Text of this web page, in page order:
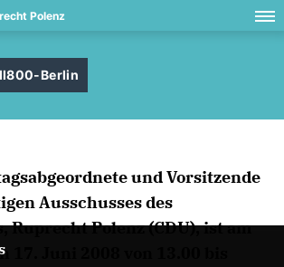
Polenz
Berlin
und Vorsitzende
Ausschusses des
Ruprecht Polenz (CDU), ist am
17. Juni 2008 von 13.00 bis